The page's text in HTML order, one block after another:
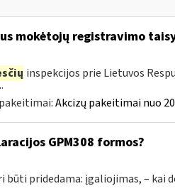
mokėtojų registravimo
inspekcijos prie Lietuvos
Akcizų pakeitimai nuo
GPM308 formos?
būti pridedama: įgaliojimas, – kai